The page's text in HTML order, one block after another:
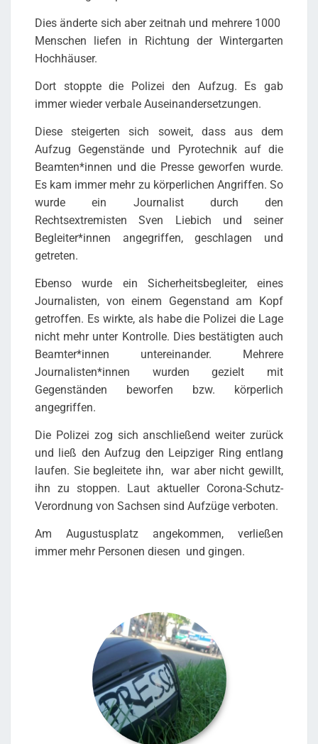
Dies änderte sich aber zeitnah und mehrere 1000
Menschen liefen in Richtung der Wintergarten
Hochhäuser.
Dort stoppte die Polizei den Aufzug. Es gab
immer wieder verbale Auseinandersetzungen.
Diese steigerten sich soweit, dass aus dem
Aufzug Gegenstände und Pyrotechnik auf die
Beamten*innen und die Presse geworfen wurde.
Es kam immer mehr zu körperlichen Angriffen. So
wurde ein Journalist durch den
Rechtsextremisten Sven Liebich und seiner
Begleiter*innen angegriffen, geschlagen und
getreten.
Ebenso wurde ein Sicherheitsbegleiter, eines
Journalisten, von einem Gegenstand am Kopf
getroffen. Es wirkte, als habe die Polizei die Lage
nicht mehr unter Kontrolle. Dies bestätigten auch
Beamter*innen untereinander. Mehrere
Journalisten*innen wurden gezielt mit
Gegenständen beworfen bzw. körperlich
angegriffen.
Die Polizei zog sich anschließend weiter zurück
und ließ den Aufzug den Leipziger Ring entlang
laufen. Sie begleitete ihn, war aber nicht gewillt,
ihn zu stoppen. Laut aktueller Corona-Schutz-
Verordnung von Sachsen sind Aufzüge verboten.
Am Augustusplatz angekommen, verließen
immer mehr Personen diesen und gingen.